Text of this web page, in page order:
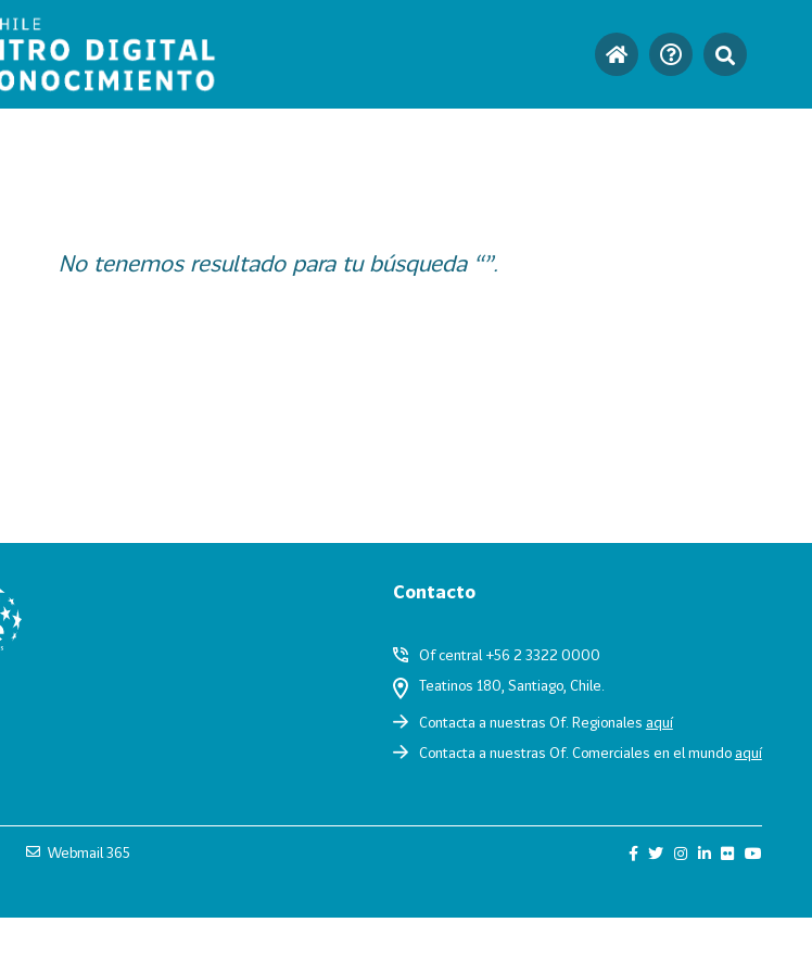
No tenemos resultado para tu búsqueda “”.
Contacto
Of central +56 2 3322 0000
Teatinos 180, Santiago, Chile.
Contacta a nuestras Of. Regionales aquí
Contacta a nuestras Of. Comerciales en el mundoaquí
Webmail 365